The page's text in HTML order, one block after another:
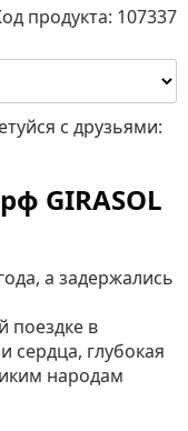
продукта: 107337
с друзьями:
GIRASOL
а задержались
поездке в
сердца, глубокая
народам